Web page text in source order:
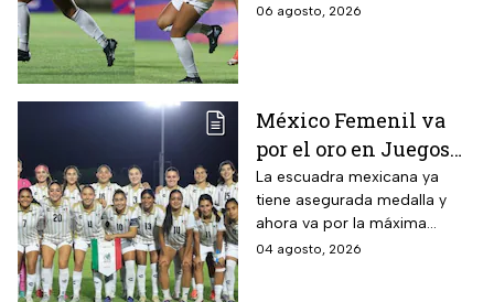
Colombia en los Juegos
06 agosto, 2026
México Femenil va
por el oro en Juegos
Centroamericanos; ya
conoce a su rival
La escuadra mexicana ya
tiene asegurada medalla y
ahora va por la máxima
presea en los Juegos
04 agosto, 2026